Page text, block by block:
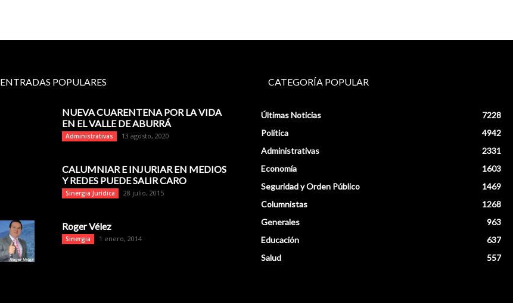
ENTRADAS POPULARES
NUEVA CUARENTENA POR LA VIDA
EN EL VALLE DE ABURRÁ
Administrativas 13 agosto, 2020
CALUMNIAR E INJURIAR EN MEDIOS
Y REDES PUEDE SALIR CARO
Sinergia Jurídica 28 julio, 2015
Roger Vélez
Sinergia 1 enero, 2014
CATEGORÍA POPULAR
Últimas Noticias
7228
Política
4942
Administrativas
2331
Economía
1603
Seguridad y Orden Público
1469
Columnistas
1268
Generales
963
Educación
637
Salud
557